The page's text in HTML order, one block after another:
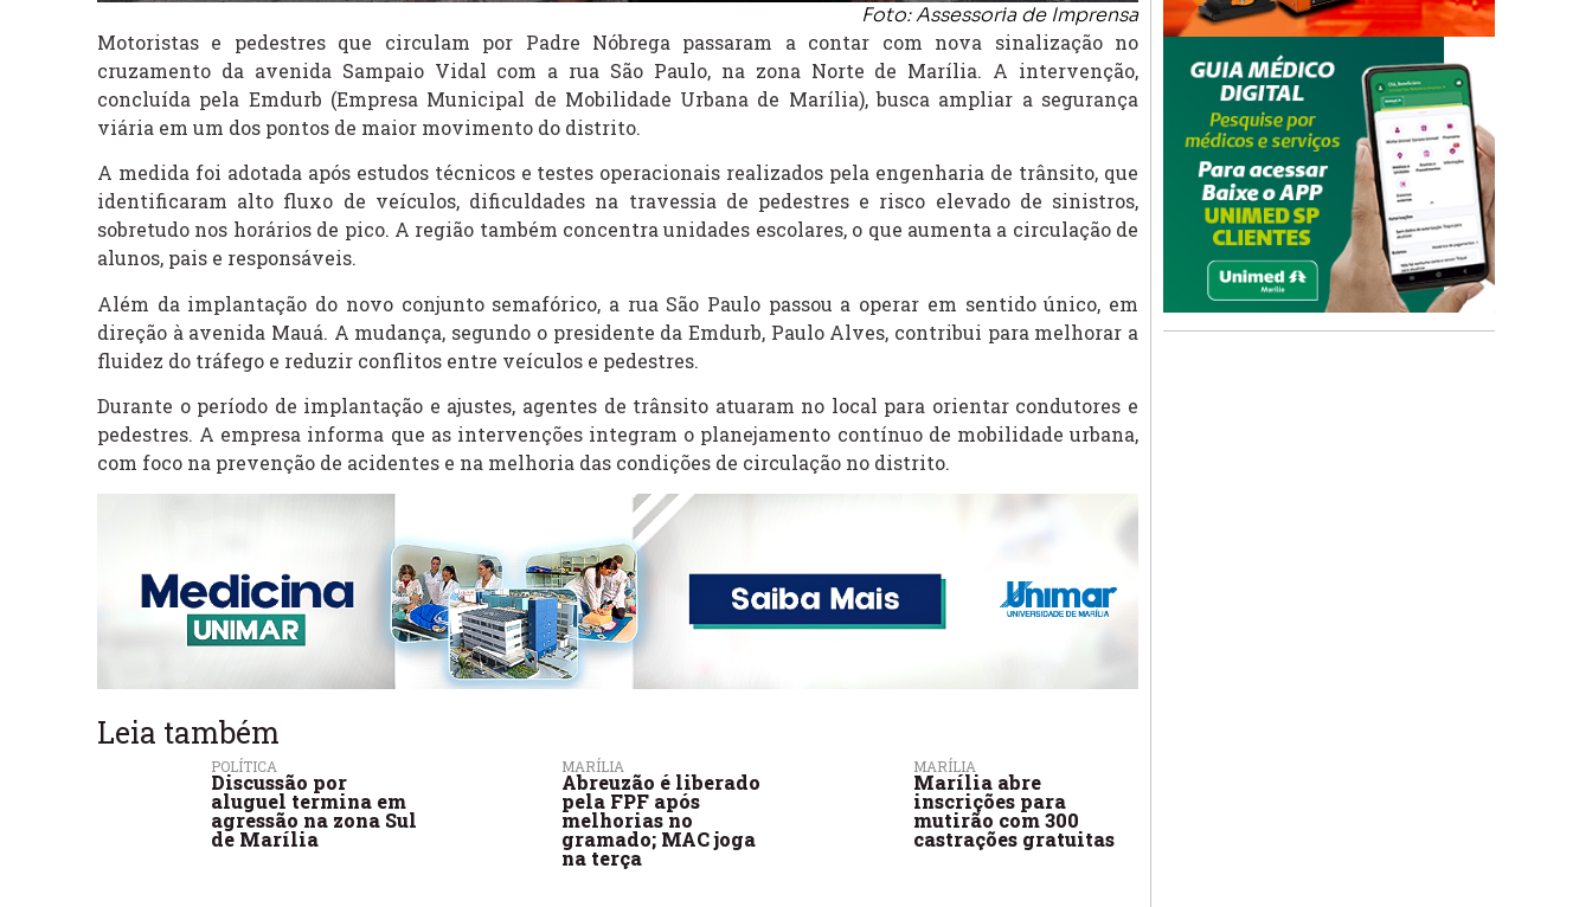
Foto: Assessoria de Imprensa
Motoristas e pedestres que circulam por Padre Nóbrega passaram a contar com nova sinalização no
cruzamento da avenida Sampaio Vidal com a rua São Paulo, na zona Norte de Marília. A intervenção,
concluída pela Emdurb (Empresa Municipal de Mobilidade Urbana de Marília), busca ampliar a segurança
viária em um dos pontos de maior movimento do distrito.
A medida foi adotada após estudos técnicos e testes operacionais realizados pela engenharia de trânsito, que
identificaram alto fluxo de veículos, dificuldades na travessia de pedestres e risco elevado de sinistros,
sobretudo nos horários de pico. A região também concentra unidades escolares, o que aumenta a circulação de
alunos, pais e responsáveis.
Além da implantação do novo conjunto semafórico, a rua São Paulo passou a operar em sentido único, em
direção à avenida Mauá. A mudança, segundo o presidente da Emdurb, Paulo Alves, contribui para melhorar a
fluidez do tráfego e reduzir conflitos entre veículos e pedestres.
Durante o período de implantação e ajustes, agentes de trânsito atuaram no local para orientar condutores e
pedestres. A empresa informa que as intervenções integram o planejamento contínuo de mobilidade urbana,
com foco na prevenção de acidentes e na melhoria das condições de circulação no distrito.
Leia também
POLÍTICA
Discussão por
aluguel termina em
agressão na zona Sul
de Marília
MARÍLIA
Abreuzão é liberado
pela FPF após
melhorias no
gramado; MAC joga
na terça
MARÍLIA
Marília abre
inscrições para
mutirão com 300
castrações gratuitas